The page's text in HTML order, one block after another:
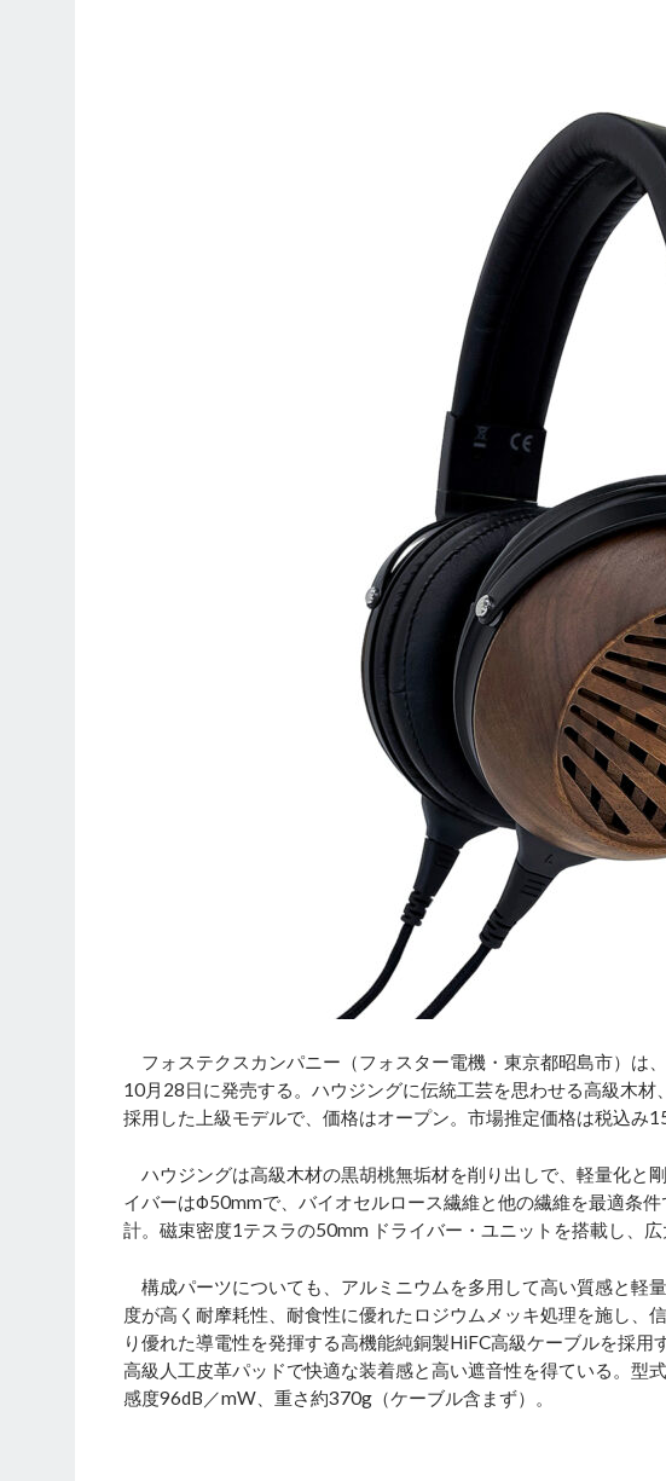
フォステクスカンパニー（フォスター電機・東京都昭島市）は
10月28日に発売する。ハウジングに伝統工芸を思わせる高級木
採用した上級モデルで、価格はオープン。市場推定価格は税込み
ハウジングは高級木材の黒胡桃無垢材を削り出しで、軽量化と
イバーはΦ50mmで、バイオセルロース繊維と他の繊維を最適条
計。磁束密度1テスラの50mm ドライバー・ユニットを搭載し、広
構成パーツについても、アルミニウムを多用して高い質感と軽
度が高く耐摩耗性、耐食性に優れたロジウムメッキ処理を施し、
り優れた導電性を発揮する高機能純銅製HiFC高級ケーブルを採
高級人工皮革パッドで快適な装着感と高い遮音性を得ている。型
感度96dB／mW、重さ約370g（ケーブル含まず）。